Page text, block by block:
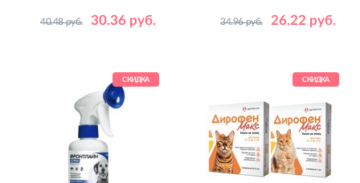
30.36 руб.
40.48 руб. 26.22 руб.
34.96 руб.
Дозировка,
0,5 - 2 пипетки
СКИДКА СКИДКА